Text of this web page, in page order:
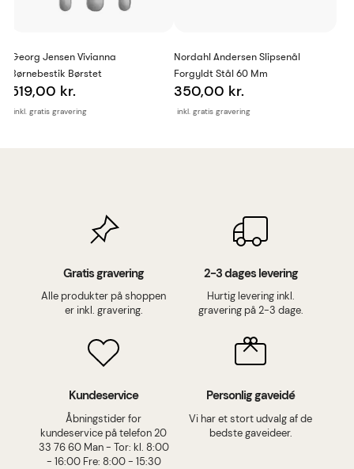
Georg Jensen Vivianna
Børnebestik Børstet
inkl. gratis gravering
519,00 kr.
Nordahl Andersen Slipsenål
Forgyldt Stål 60 Mm
inkl. gratis gravering
350,00 kr.
Gratis gravering
Alle produkter på shoppen
er inkl. gravering.
2-3 dages levering
Hurtig levering inkl.
gravering på 2-3 dage.
Kundeservice
Åbningstider for
kundeservice på telefon 20
33 76 60 Man - Tor: kl. 8:00
- 16:00 Fre: 8:00 - 15:30
Personlig gaveidé
Vi har et stort udvalg af de
bedste gaveideer.